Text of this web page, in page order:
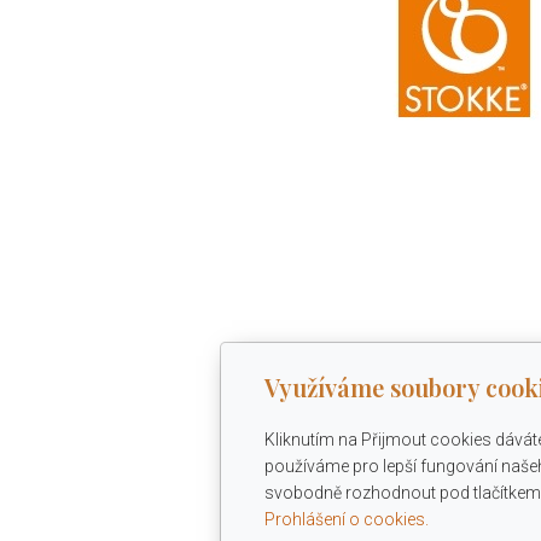
Využíváme soubory
Kliknutím na Přijmout cookies
používáme pro lepší fungování
svobodně rozhodnout pod
Prohlášení o cookies.